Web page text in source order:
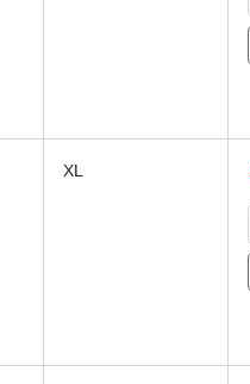
XL